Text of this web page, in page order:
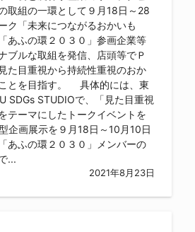
取組の一環として９月18日～28
ク「未来につながるおかいも
あふの環２０３０」参画企業等
ブルな取組を発信、店頭等でＰ
た目重視から持続性重視のおか
とを目指す。 具体的には、東
SDGs STUDIOで、「見た目重視
テーマにしたトークイベントを
企画展示を９月18日～10月10日
ふの環２０３０」メンバーの
...
2021年8月23日